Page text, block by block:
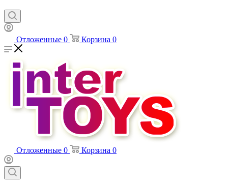
Отложенные 0 Корзина 0
Отложенные 0 Корзина 0